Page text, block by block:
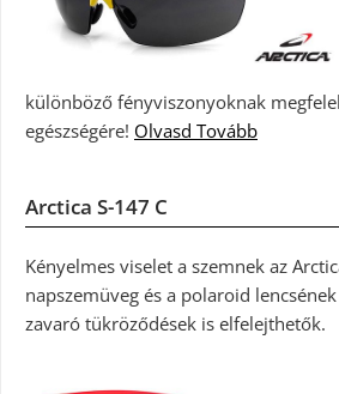
különböző fényviszonyoknak
egészségére! Olvasd Tovább
Arctica S-147 C
Kényelmes viselet a szemnek az
napszemüveg és a polaroid
zavaró tükröződések is elfelejthetők.